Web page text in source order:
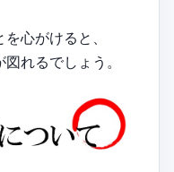
心がけると、
れるでしょう。